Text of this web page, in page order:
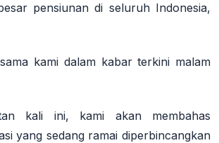
pensiunan di seluruh Indonesia,
kami dalam kabar terkini malam
kali ini, kami akan membahas
yang sedang ramai diperbincangkan